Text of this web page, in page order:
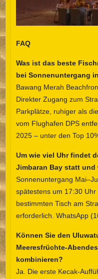
FAQ
Was ist das beste
bei Sonnenuntergang
Bawang Merah
Direkter Zugang zum
Parkplätze, ruhiger als
vom Flughafen DPS
2025 – unter den Top
Um wie viel Uhr findet
Jimbaran Bay statt
Sonnenuntergang
spätestens um 17:30
bestimmten Tisch am
erforderlich. WhatsApp
Können Sie den
Meeresfrüchte-
kombinieren?
Ja. Die erste Kecak-